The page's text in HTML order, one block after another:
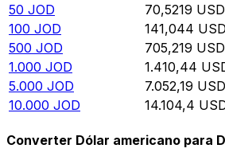
50 JOD 70,5219 USD
100 JOD 141,044 USD
500 JOD 705,219 USD
1.000 JOD 1.410,44
5.000 JOD 7.052,19 USD
10.000 JOD 14.104,4
Converter Dólar americano para